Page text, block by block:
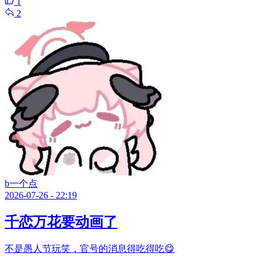
2
b一个点
2026-07-26 - 22:19
千恋万花要动画了
不是愚人节玩笑，官号的消息得吃得吃😋